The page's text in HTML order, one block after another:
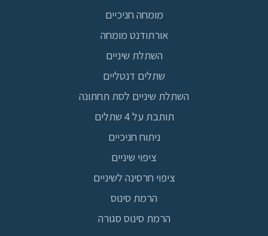
מומחה חניכיים
אורתודנט מומחה
השתלת שיניים
שתלים דנטליים
השתלת שיניים לסת תחתונה
תותבת על 4 שתלים
ניתוח חניכיים
ציפוי שיניים
ציפוי חרסינה לשיניים
הרמת סינוס
הרמת סינוס סגורה